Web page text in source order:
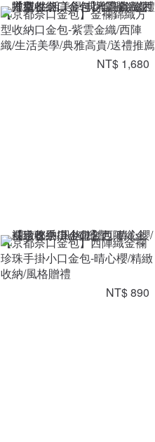
【京都奈口金包】金襴錦織方
型收納口金包-紫雲金織/西陣
織/生活美學/典雅高貴/送禮推薦
NT$ 1,680
【京都奈口金包】西陣織金襴
珍珠手掛小口金包-晴心櫻/精緻
收納/風格贈禮
NT$ 890